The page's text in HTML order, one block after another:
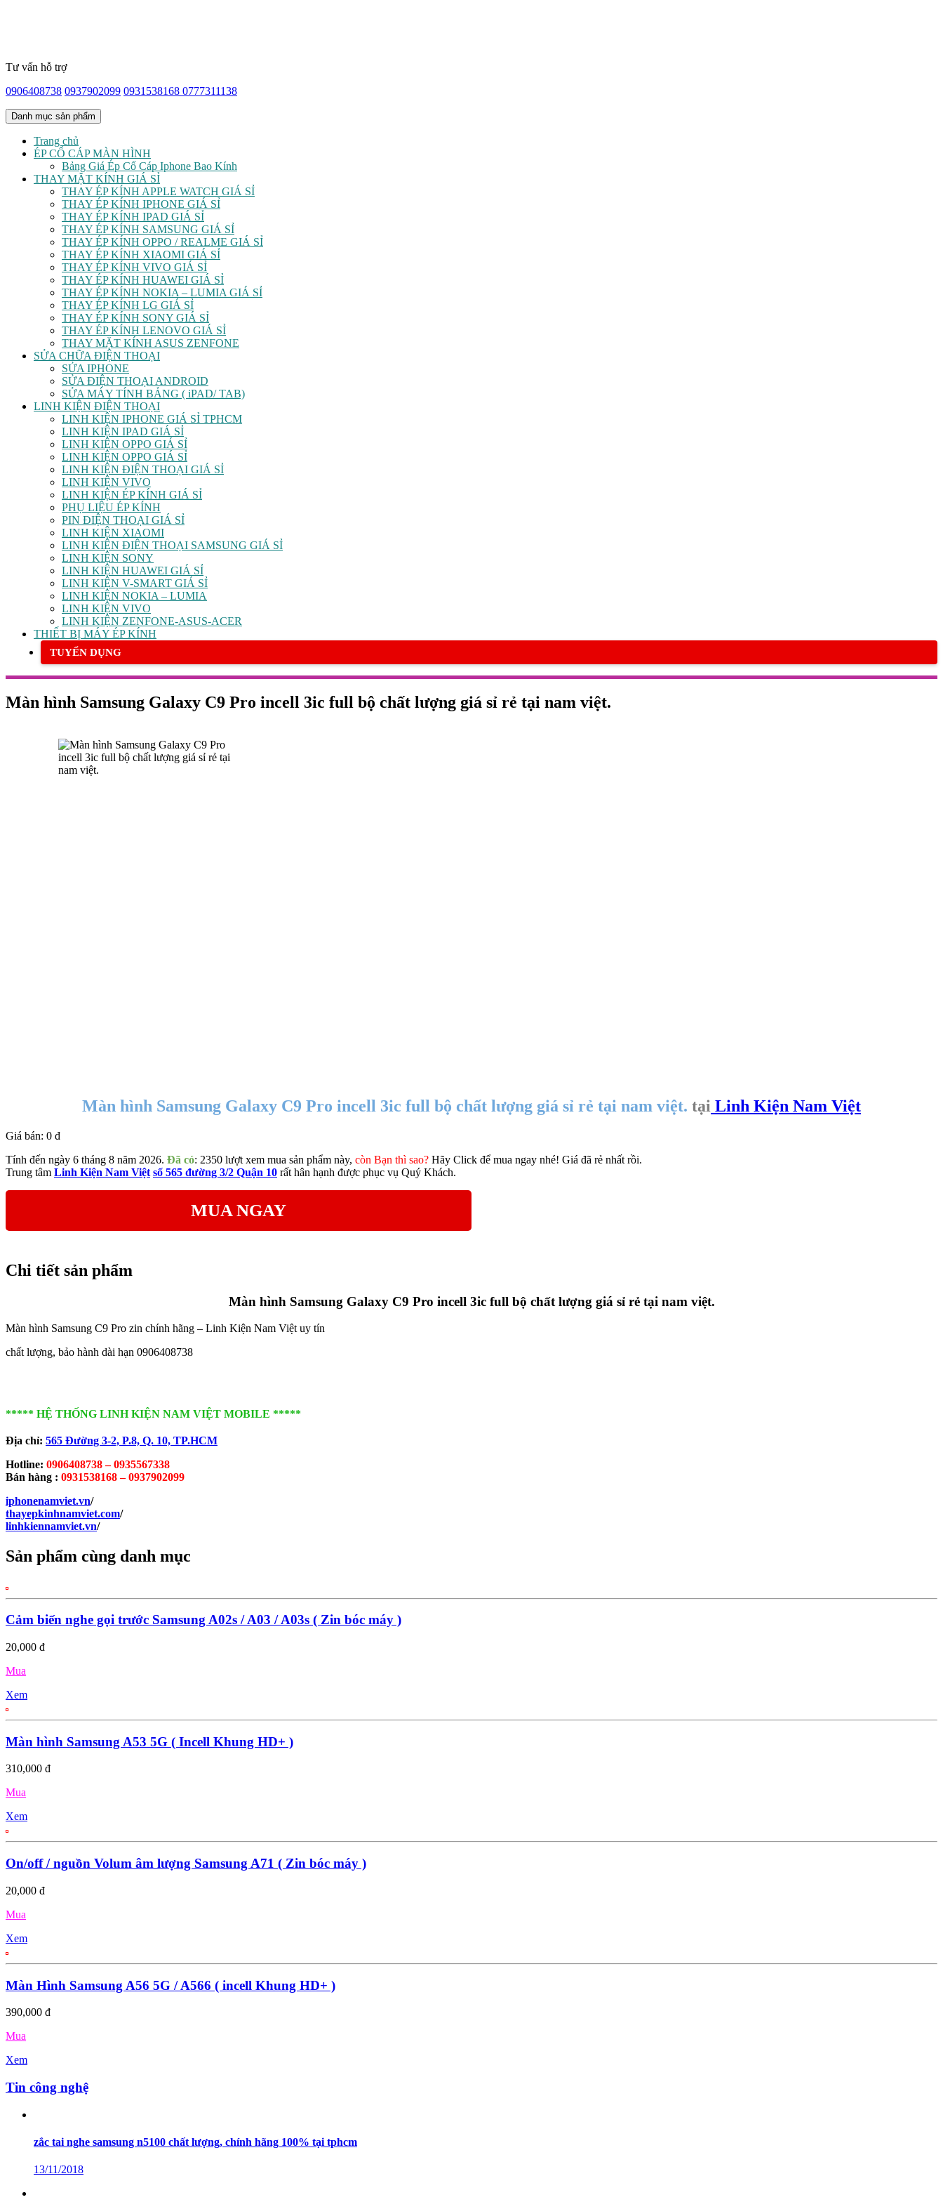
Tư vấn hỗ trợ
0906408738 0937902099 0931538168 0777311138
Danh mục sản phẩm
Trang chủ
ÉP CỔ CÁP MÀN HÌNH
Bảng Giá Ép Cổ Cáp Iphone Bao Kính
THAY MẶT KÍNH GIÁ SỈ
THAY ÉP KÍNH APPLE WATCH GIÁ SỈ
THAY ÉP KÍNH IPHONE GIÁ SỈ
THAY ÉP KÍNH IPAD GIÁ SỈ
THAY ÉP KÍNH SAMSUNG GIÁ SỈ
THAY ÉP KÍNH OPPO / REALME GIÁ SỈ
THAY ÉP KÍNH XIAOMI GIÁ SỈ
THAY ÉP KÍNH VIVO GIÁ SỈ
THAY ÉP KÍNH HUAWEI GIÁ SỈ
THAY ÉP KÍNH NOKIA – LUMIA GIÁ SỈ
THAY ÉP KÍNH LG GIÁ SỈ
THAY ÉP KÍNH SONY GIÁ SỈ
THAY ÉP KÍNH LENOVO GIÁ SỈ
THAY MẶT KÍNH ASUS ZENFONE
SỬA CHỮA ĐIỆN THOẠI
SỬA IPHONE
SỬA ĐIỆN THOẠI ANDROID
SỬA MÁY TÍNH BẢNG ( iPAD/ TAB)
LINH KIỆN ĐIỆN THOẠI
LINH KIỆN IPHONE GIÁ SỈ TPHCM
LINH KIỆN IPAD GIÁ SỈ
LINH KIỆN OPPO GIÁ SỈ
LINH KIỆN OPPO GIÁ SỈ
LINH KIỆN ĐIỆN THOẠI GIÁ SỈ
LINH KIỆN VIVO
LINH KIỆN ÉP KÍNH GIÁ SỈ
PHỤ LIỆU ÉP KÍNH
PIN ĐIỆN THOẠI GIÁ SỈ
LINH KIỆN XIAOMI
LINH KIỆN ĐIỆN THOẠI SAMSUNG GIÁ SỈ
LINH KIỆN SONY
LINH KIỆN HUAWEI GIÁ SỈ
LINH KIỆN V-SMART GIÁ SỈ
LINH KIỆN NOKIA – LUMIA
LINH KIỆN VIVO
LINH KIỆN ZENFONE-ASUS-ACER
THIẾT BỊ MÁY ÉP KÍNH
TUYỂN DỤNG
Màn hình Samsung Galaxy C9 Pro incell 3ic full bộ chất lượng giá sỉ rẻ tại nam việt.
Màn hình Samsung Galaxy C9 Pro incell 3ic full bộ chất lượng giá sỉ rẻ tại nam việt. tại Linh Kiện Nam Việt
Giá bán: 0 đ
Tính đến ngày 6 tháng 8 năm 2026. Đã có: 2350 lượt xem mua sản phẩm này, còn Bạn thì sao? Hãy Click để mua ngay nhé! Giá đã rẻ nhất rồi.
Trung tâm Linh Kiện Nam Việt số 565 đường 3/2 Quận 10 rất hân hạnh được phục vụ Quý Khách.
MUA NGAY
Chi tiết sản phẩm
Màn hình Samsung Galaxy C9 Pro incell 3ic full bộ chất lượng giá sỉ rẻ tại nam việt.
Màn hình Samsung C9 Pro zin chính hãng – Linh Kiện Nam Việt uy tín
chất lượng, bảo hành dài hạn 0906408738
***** HỆ THỐNG LINH KIỆN NAM VIỆT MOBILE *****
Địa chỉ: 565 Đường 3-2, P.8, Q. 10, TP.HCM
Hotline: 0906408738 – 0935567338
Bán hàng : 0931538168 – 0937902099
iphonenamviet.vn/
thayepkinhnamviet.com/
linhkiennamviet.vn/
Sản phẩm cùng danh mục
Cảm biến nghe gọi trước Samsung A02s / A03 / A03s ( Zin bóc máy )
20,000 đ
Mua
Xem
Màn hình Samsung A53 5G ( Incell Khung HD+ )
310,000 đ
Mua
Xem
On/off / nguồn Volum âm lượng Samsung A71 ( Zin bóc máy )
20,000 đ
Mua
Xem
Màn Hình Samsung A56 5G / A566 ( incell Khung HD+ )
390,000 đ
Mua
Xem
Tin công nghệ
zắc tai nghe samsung n5100 chất lượng, chính hãng 100% tại tphcm
13/11/2018